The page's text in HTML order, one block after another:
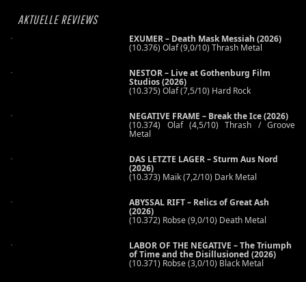
AKTUELLE REVIEWS
EXUMER – Death Mask Messiah (2026)
(10.376) Olaf (9,0/10) Thrash Metal
NESTOR – Live at Gothenburg Film
Studios (2026)
(10.375) Olaf (7,5/10) Hard Rock
NEGATIVE FRAME – Break the Ice (2026)
(10.374) Olaf (4,5/10) Thrash / Groove
Metal
DAS LETZTE LAGER – Sturm Aus Nord
(2026)
(10.373) Maik (7,2/10) Dark Metal
ABYSSAL RIFT – Relics of Great Ash
(2026)
(10.372) Robse (9,0/10) Death Metal
LABOR OF THE NEGATIVE – The Triumph
of Time and the Disillusioned (2026)
(10.371) Robse (3,0/10) Black Metal